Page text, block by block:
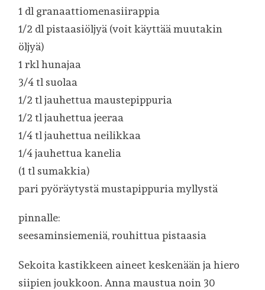
1 dl granaattiomenasiirappia
1/2 dl pistaasiöljyä (voit käyttää muutakin
öljyä)
1 rkl hunajaa
3/4 tl suolaa
1/2 tl jauhettua maustepippuria
1/2 tl jauhettua jeeraa
1/4 tl jauhettua neilikkaa
1/4 jauhettua kanelia
(1 tl sumakkia)
pari pyöräytystä mustapippuria myllystä
pinnalle:
seesaminsiemeniä, rouhittua pistaasia
Sekoita kastikkeen aineet keskenään ja hiero
siipien joukkoon. Anna maustua noin 30